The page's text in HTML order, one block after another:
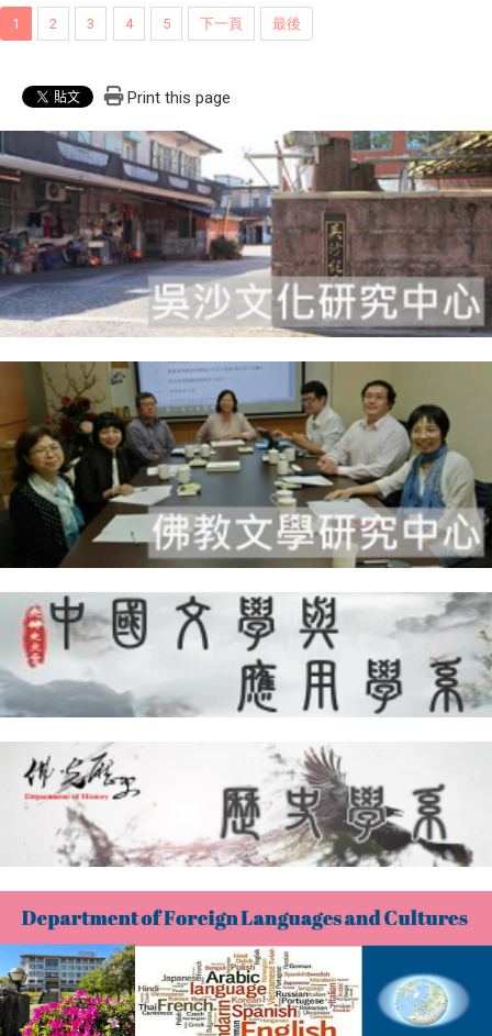
1 2 3 4 5 下一頁 最後
Print this page